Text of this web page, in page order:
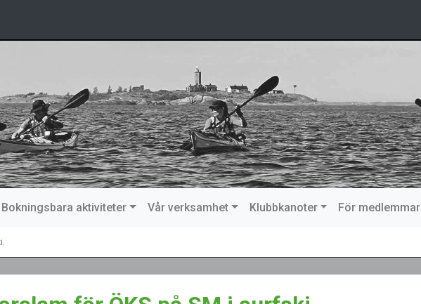
Bokningsbara aktiviteter Vår verksamhet Klubbkanoter För medlemmar